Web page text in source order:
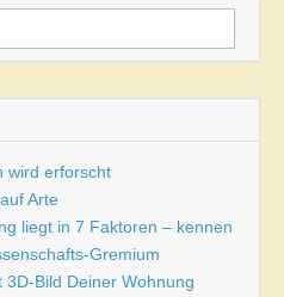
wird erforscht
Arte
liegt in 7 Faktoren – kennen
Gremium
Bild Deiner Wohnung